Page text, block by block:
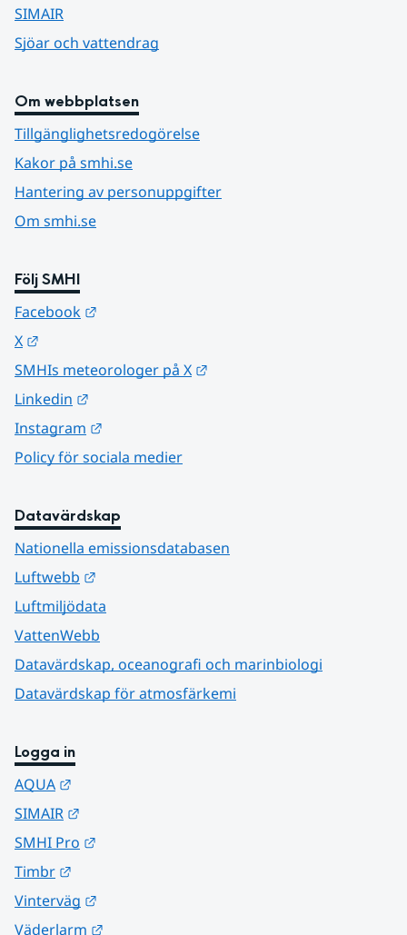
SIMAIR
Sjöar och vattendrag
Om webbplatsen
Tillgänglighetsredogörelse
Kakor på smhi.se
Hantering av personuppgifter
Om smhi.se
Följ SMHI
Facebook
X
SMHIs meteorologer på X
Linkedin
Instagram
Policy för sociala medier
Datavärdskap
Nationella emissionsdatabasen
Luftwebb
Luftmiljödata
VattenWebb
Datavärdskap, oceanografi och marinbiologi
Datavärdskap för atmosfärkemi
Logga in
AQUA
SIMAIR
SMHI Pro
Timbr
Vinterväg
Väderlarm